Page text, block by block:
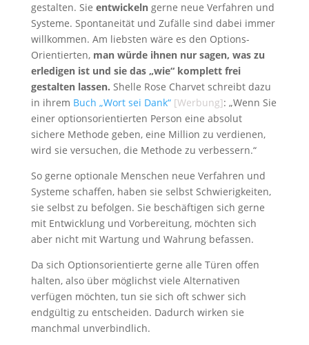
gestalten. Sie entwickelngerne neue Verfahren und
Systeme. Spontaneität und Zufälle sind dabei immer
willkommen. Am liebsten wäre es den Options-
Orientierten, man würde ihnen nur sagen, was zu
erledigen ist und sie das „wie“ komplett frei
gestalten lassen. Shelle Rose Charvet schreibt dazu
in ihrem Buch „Wort sei Dank“ [Werbung]: „Wenn Sie
einer optionsorientierten Person eine absolut
sichere Methode geben, eine Million zu verdienen,
wird sie versuchen, die Methode zu verbessern.“
So gerne optionale Menschen neue Verfahren und
Systeme schaffen, haben sie selbst Schwierigkeiten,
sie selbst zu befolgen. Sie beschäftigen sich gerne
mit Entwicklung und Vorbereitung, möchten sich
aber nicht mit Wartung und Wahrung befassen.
Da sich Optionsorientierte gerne alle Türen offen
halten, also über möglichst viele Alternativen
verfügen möchten, tun sie sich oft schwer sich
endgültig zu entscheiden. Dadurch wirken sie
manchmal unverbindlich.